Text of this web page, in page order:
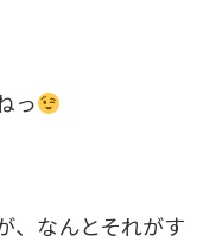
っ
、なんとそれがす